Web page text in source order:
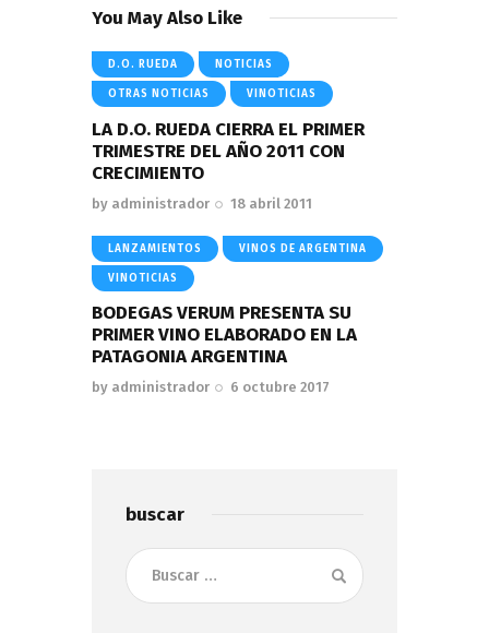
You May Also Like
D.O. RUEDA NOTICIAS
OTRAS NOTICIAS VINOTICIAS
LA D.O. RUEDA CIERRA EL PRIMER
TRIMESTRE DEL AÑO 2011 CON
CRECIMIENTO
by administrador 18 abril 2011
LANZAMIENTOS VINOS DE ARGENTINA
VINOTICIAS
BODEGAS VERUM PRESENTA SU
PRIMER VINO ELABORADO EN LA
PATAGONIA ARGENTINA
by administrador 6 octubre 2017
buscar
Buscar: